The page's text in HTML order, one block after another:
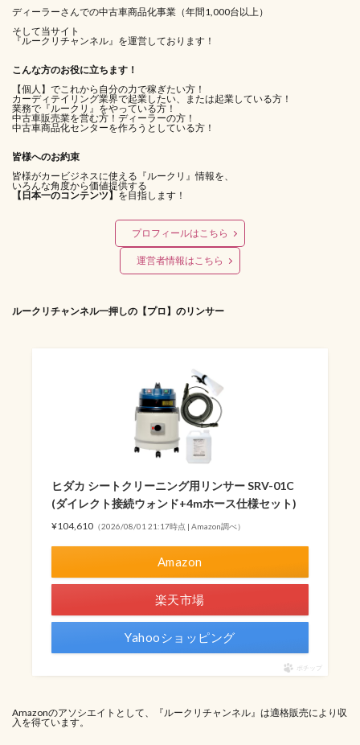
ディーラーさんでの中古車商品化事業（年間1,000台以上）
そして当サイト
『ルークリチャンネル』を運営しております！
こんな方のお役に立ちます！
【個人】でこれから自分の力で稼ぎたい方！
カーディテイリング業界で起業したい、または起業している方！
業務で『ルークリ』をやっている方！
中古車販売業を営む方！ディーラーの方！
中古車商品化センターを作ろうとしている方！
皆様へのお約束
皆様がカービジネスに使える『ルークリ』情報を、
いろんな角度から価値提供する
【日本一のコンテンツ】 を目指します！
プロフィールはこちら
運営者情報はこちら
ルークリチャンネル一押しの【プロ】のリンサー
ヒダカ シートクリーニング用リンサー SRV-01C
(ダイレクト接続ウォンド+4mホース仕様セット)
¥104,610 （2026/08/01 21:17時点 | Amazon調べ）
Amazon
楽天市場
Yahooショッピング
ポチップ
Amazonのアソシエイトとして、『ルークリチャンネル』は適格販売により収
入を得ています。